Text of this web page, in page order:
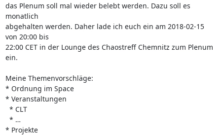
das Plenum soll mal wieder belebt werden. Dazu soll es
monatlich
abgehalten werden. Daher lade ich euch ein am 2018-02-15
von 20:00 bis
22:00 CET in der Lounge des Chaostreff Chemnitz zum Plenum
ein.
Meine Themenvorschläge:
* Ordnung im Space
* Veranstaltungen
* Projekte